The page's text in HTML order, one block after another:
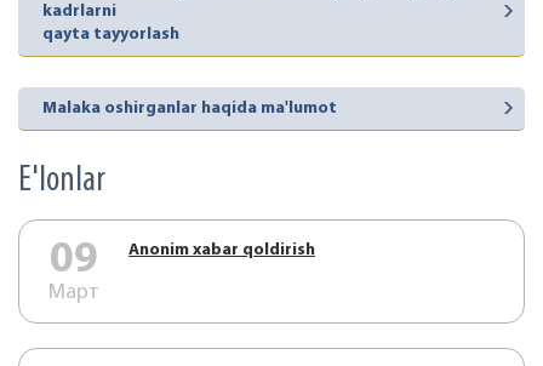
kadrlarni
qayta tayyorlash
Malaka oshirganlar haqida ma'lumot
E'lonlar
09
Март
Аnonim xabar qoldirish